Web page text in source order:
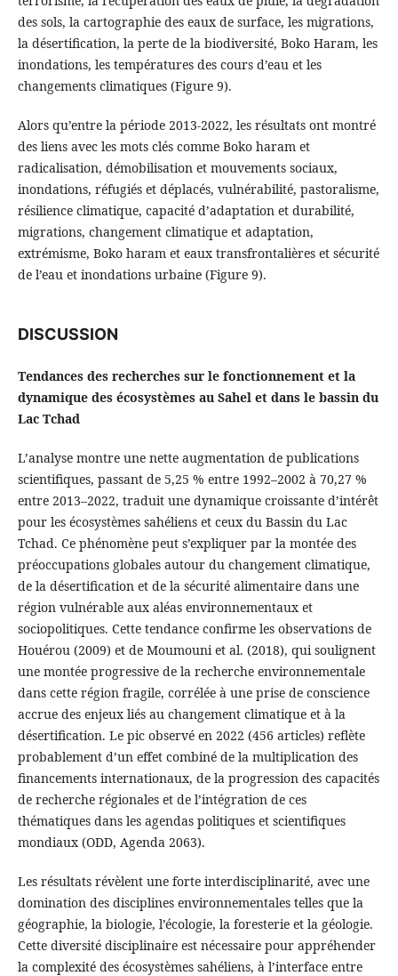
des sols, la cartographie des eaux de surface, les migrations,
la désertification, la perte de la biodiversité, Boko Haram, les
inondations, les températures des cours d’eau et les
changements climatiques (Figure 9).
Alors qu’entre la période 2013-2022, les résultats ont montré
des liens avec les mots clés comme Boko haram et
radicalisation, démobilisation et mouvements sociaux,
inondations, réfugiés et déplacés, vulnérabilité, pastoralisme,
résilience climatique, capacité d’adaptation et durabilité,
migrations, changement climatique et adaptation,
extrémisme, Boko haram et eaux transfrontalières et sécurité
de l’eau et inondations urbaine (Figure 9).
DISCUSSION
Tendances des recherches sur le fonctionnement et la
dynamique des écosystèmes au Sahel et dans le bassin du
Lac Tchad
L’analyse montre une nette augmentation de publications
scientifiques, passant de 5,25 % entre 1992–2002 à 70,27 %
entre 2013–2022, traduit une dynamique croissante d’intérêt
pour les écosystèmes sahéliens et ceux du Bassin du Lac
Tchad. Ce phénomène peut s’expliquer par la montée des
préoccupations globales autour du changement climatique,
de la désertification et de la sécurité alimentaire dans une
région vulnérable aux aléas environnementaux et
sociopolitiques. Cette tendance confirme les observations de
Houérou (2009) et de Moumouni et al. (2018), qui soulignent
une montée progressive de la recherche environnementale
dans cette région fragile, corrélée à une prise de conscience
accrue des enjeux liés au changement climatique et à la
désertification. Le pic observé en 2022 (456 articles) reflète
probablement d’un effet combiné de la multiplication des
financements internationaux, de la progression des capacités
de recherche régionales et de l’intégration de ces
thématiques dans les agendas politiques et scientifiques
mondiaux (ODD, Agenda 2063).
Les résultats révèlent une forte interdisciplinarité, avec une
domination des disciplines environnementales telles que la
géographie, la biologie, l’écologie, la foresterie et la géologie.
Cette diversité disciplinaire est nécessaire pour appréhender
la complexité des écosystèmes sahéliens, à l’interface entre